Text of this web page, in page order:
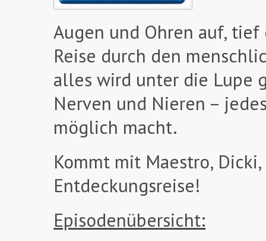
Augen und Ohren auf,
Reise durch den
alles wird unter die Lupe
Nerven und Nieren –
möglich macht.
Kommt mit Maestro,
Entdeckungsreise!
Episodenübersicht: